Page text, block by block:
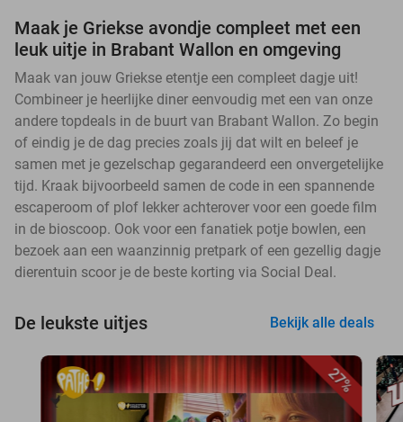
Maak je Griekse avondje compleet met een
leuk uitje in Brabant Wallon en omgeving
Maak van jouw Griekse etentje een compleet dagje uit!
Combineer je heerlijke diner eenvoudig met een van onze
andere topdeals in de buurt van Brabant Wallon. Zo begin
of eindig je de dag precies zoals jij dat wilt en beleef je
samen met je gezelschap gegarandeerd een onvergetelijke
tijd. Kraak bijvoorbeeld samen de code in een spannende
escaperoom of plof lekker achterover voor een goede film
in de bioscoop. Ook voor een fanatiek potje bowlen, een
bezoek aan een waanzinnig pretpark of een gezellig dagje
dierentuin scoor je de beste korting via Social Deal.
De leukste uitjes Bekijk alle deals
27%